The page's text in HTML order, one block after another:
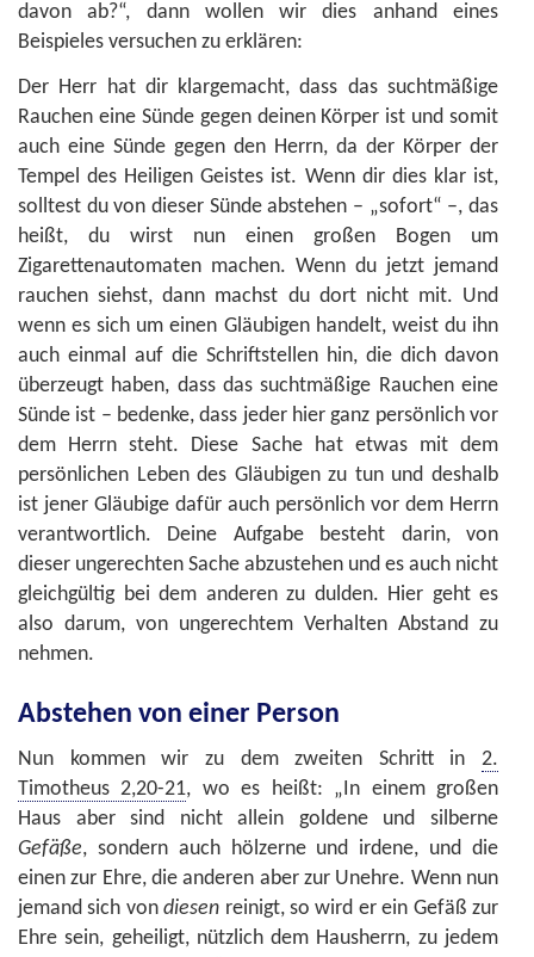
davon ab?“, dann wollen wir dies anhand eines
Beispieles versuchen zu erklären:
Der Herr hat dir klargemacht, dass das suchtmäßige
Rauchen eine Sünde gegen deinen Körper ist und somit
auch eine Sünde gegen den Herrn, da der Körper der
Tempel des Heiligen Geistes ist. Wenn dir dies klar ist,
solltest du von dieser Sünde abstehen – „sofort“ –, das
heißt, du wirst nun einen großen Bogen um
Zigarettenautomaten machen. Wenn du jetzt jemand
rauchen siehst, dann machst du dort nicht mit. Und
wenn es sich um einen Gläubigen handelt, weist du ihn
auch einmal auf die Schriftstellen hin, die dich davon
überzeugt haben, dass das suchtmäßige Rauchen eine
Sünde ist – bedenke, dass jeder hier ganz persönlich vor
dem Herrn steht. Diese Sache hat etwas mit dem
persönlichen Leben des Gläubigen zu tun und deshalb
ist jener Gläubige dafür auch persönlich vor dem Herrn
verantwortlich. Deine Aufgabe besteht darin, von
dieser ungerechten Sache abzustehen und es auch nicht
gleichgültig bei dem anderen zu dulden. Hier geht es
also darum, von ungerechtem Verhalten Abstand zu
nehmen.
Abstehen von einer Person
Nun kommen wir zu dem zweiten Schritt in 2.
Timotheus 2,20-21, wo es heißt: „In einem großen
Haus aber sind nicht allein goldene und silberne
Gefäße, sondern auch hölzerne und irdene, und die
einen zur Ehre, die anderen aber zur Unehre. Wenn nun
jemand sich vondiesen reinigt, so wird er ein Gefäß zur
Ehre sein, geheiligt, nützlich dem Hausherrn, zu jedem